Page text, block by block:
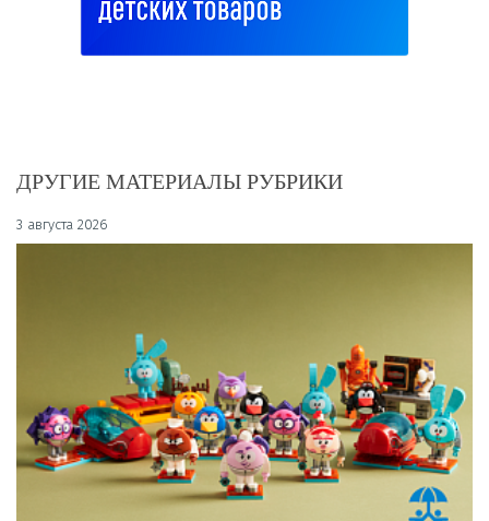
ДРУГИЕ МАТЕРИАЛЫ РУБРИКИ
3 августа 2026